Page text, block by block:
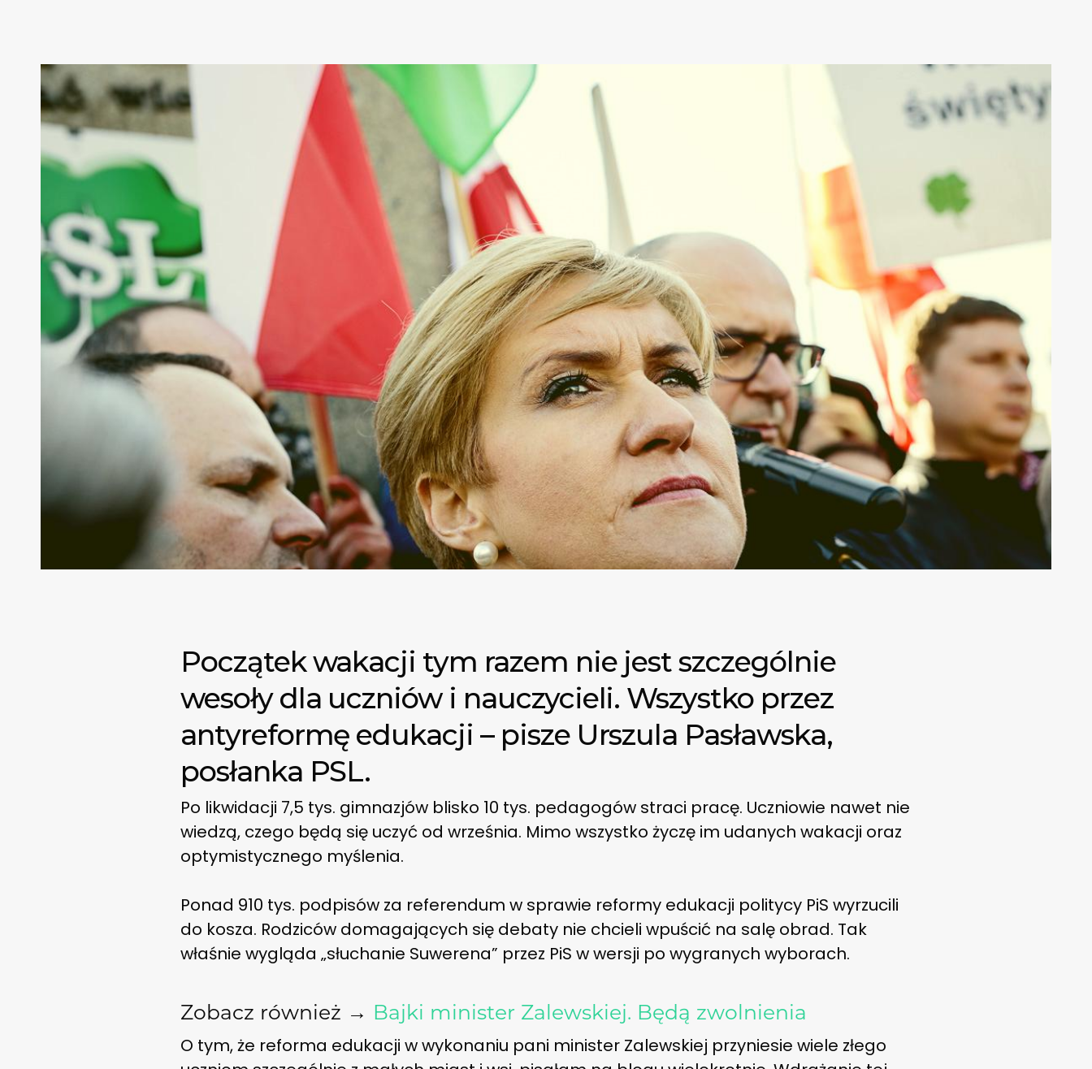
Początek wakacji tym razem nie jest szczególnie
wesoły dla uczniów i nauczycieli. Wszystko przez
antyreformę edukacji – pisze Urszula Pasławska,
posłanka PSL.
Po likwidacji 7,5 tys. gimnazjów blisko 10 tys. pedagogów straci pracę. Uczniowie nawet nie
wiedzą, czego będą się uczyć od września. Mimo wszystko życzę im udanych wakacji oraz
optymistycznego myślenia.
Ponad 910 tys. podpisów za referendum w sprawie reformy edukacji politycy PiS wyrzucili
do kosza. Rodziców domagających się debaty nie chcieli wpuścić na salę obrad. Tak
właśnie wygląda „słuchanie Suwerena” przez PiS w wersji po wygranych wyborach.
Zobacz również → Bajki minister Zalewskiej. Będą zwolnienia
O tym, że reforma edukacji w wykonaniu pani minister Zalewskiej przyniesie wiele złego